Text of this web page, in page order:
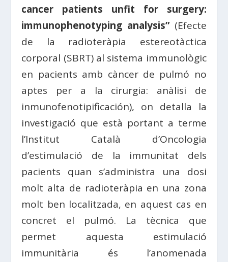
cancer patients unfit for surgery:
immunophenotyping analysis”(Efecte
de la radioteràpia estereotàctica
corporal (SBRT) al sistema immunològic
en pacients amb càncer de pulmó no
aptes per a la cirurgia: anàlisi de
inmunofenotipificación), on detalla la
investigació que està portant a terme
l’Institut Català d’Oncologia
d’estimulació de la immunitat dels
pacients quan s’administra una dosi
molt alta de radioteràpia en una zona
molt ben localitzada, en aquest cas en
concret el pulmó. La tècnica que
permet aquesta estimulació
immunitària és l’anomenada